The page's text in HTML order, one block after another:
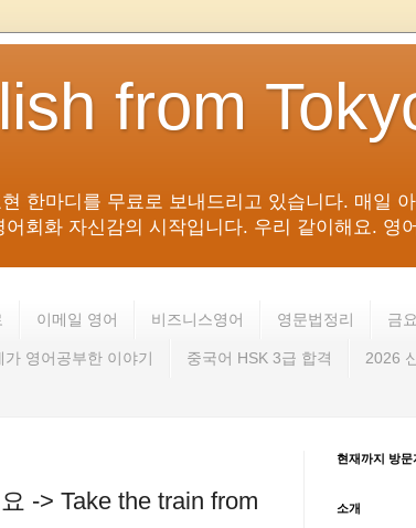
from
한마디를 무료로 보내드리고 있습니다. 매일
회화 자신감의 시작입니다. 우리 같이해요. 영
이메일 영어 비즈니스영어 영문법정리 금
가 영어공부한 이야기 중국어 HSK 3급 합격 2026
-> Take the train from
현재까지 방문
소개